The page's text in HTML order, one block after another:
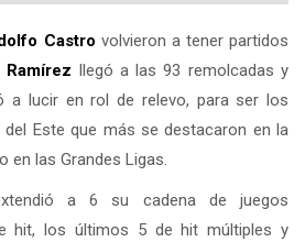
Castro volvieron a tener partidos
Ramírez llegó a las 93 remolcadas y
a lucir en rol de relevo, para ser los
Este que más se destacaron en la
en las Grandes Ligas.
a 6 su cadena de juegos
hit, los últimos 5 de hit múltiples y